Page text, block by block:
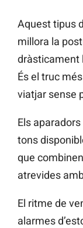
Aquest tipus
millora la
dràsticament
És el truc
viatjar sense
Els
tons
que
atrevides
El ritme de
alarmes